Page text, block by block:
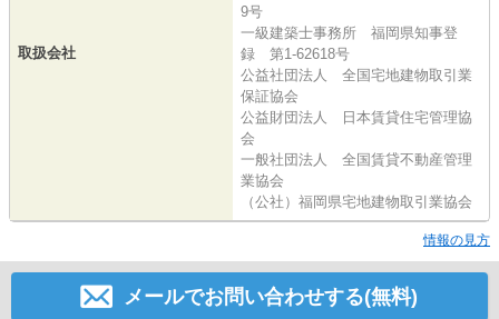
取扱会社
9号
一級建築士事務所 福岡県知事登
録 第1-62618号
公益社団法人 全国宅地建物取引業
保証協会
公益財団法人 日本賃貸住宅管理協
会
一般社団法人 全国賃貸不動産管理
業協会
（公社）福岡県宅地建物取引業協会
情報の見方
メールでお問い合わせする(無料)